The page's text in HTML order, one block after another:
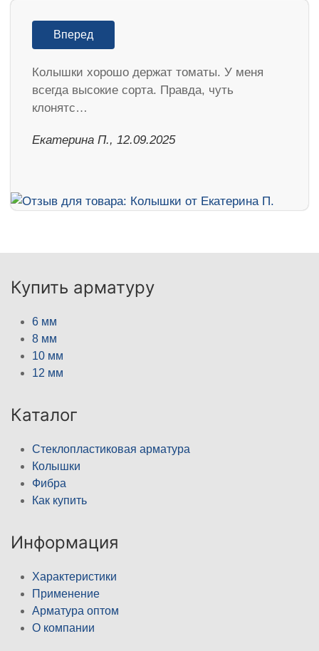
Вперед
Колышки хорошо держат томаты. У меня
всегда высокие сорта. Правда, чуть
клонятс…
Екатерина П., 12.09.2025
Купить арматуру
6 мм
8 мм
10 мм
12 мм
Каталог
Стеклопластиковая арматура
Колышки
Фибра
Как купить
Информация
Характеристики
Применение
Арматура оптом
О компании